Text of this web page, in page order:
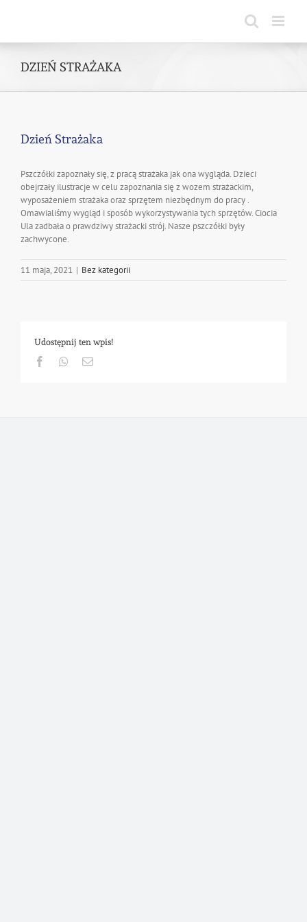
DZIEŃ STRAŻAKA
Dzień Strażaka
Pszczółki zapoznały się, z pracą strażaka jak ona wygląda. Dzieci
obejrzały ilustracje w celu zapoznania się z wozem strażackim,
wyposażeniem strażaka oraz sprzętem niezbędnym do pracy .
Omawialiśmy wygląd i sposób wykorzystywania tych sprzętów. Ciocia
Ula zadbała o prawdziwy strażacki strój. Nasze pszczółki były
zachwycone.
11 maja, 2021 | Bez kategorii
Udostępnij ten wpis!
FacebookWhatsapp
Email